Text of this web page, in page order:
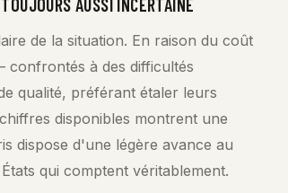
AUSSI INCERTAINE
de la situation. En raison du coût
confrontés à des difficultés
qualité, préférant étaler leurs
disponibles montrent une
dispose d'une légère avance au
qui comptent véritablement.